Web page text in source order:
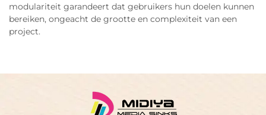
modulariteit garandeert dat gebruikers hun doelen kunnen
bereiken, ongeacht de grootte en complexiteit van een
project.